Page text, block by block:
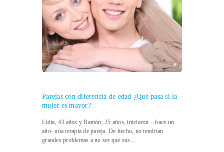
Parejas con diferencia de edad ¿Qué pasa si la
mujer es mayor?
Lidia, 43 años y Ramón, 25 años, iniciaron – hace un
año- una terapia de pareja. De hecho, no tendrían
grandes problemas a no ser que sus...